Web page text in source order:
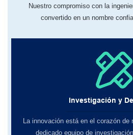
Nuestro compromiso con la
convertido en un nombre
Investigación y
La innovación está en el corazón de
dedicado equipo de